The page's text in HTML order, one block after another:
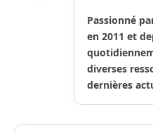
Passionné
en 2011 et
diverses
dernières